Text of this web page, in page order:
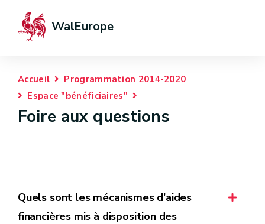
WalEurope
Accueil
Programmation 2014-2020
Espace "bénéficiaires"
Foire aux questions
Quels sont les mécanismes d’aides
financières mis à disposition des